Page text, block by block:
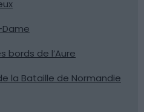
bords de l’Aure
la Bataille de Normandie